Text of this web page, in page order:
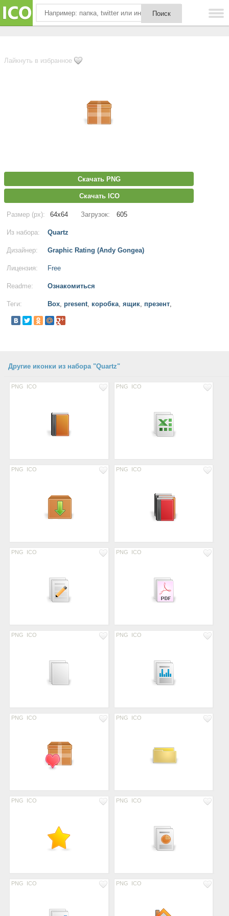
Лайкнуть в избранное
Скачать PNG
Скачать ICO
Размер (px): 64x64 Загрузок: 605
Из набора: Quartz
Дизайнер: Graphic Rating (Andy Gongea)
Лицензия: Free
Readme: Ознакомиться
Теги: Box, present, коробка, ящик, презент,
Другие иконки из набора "Quartz"
PNG ICO PNG ICO
PNG ICO PNG ICO
PNG ICO PNG ICO
PNG ICO PNG ICO
PNG ICO PNG ICO
PNG ICO PNG ICO
PNG ICO PNG ICO